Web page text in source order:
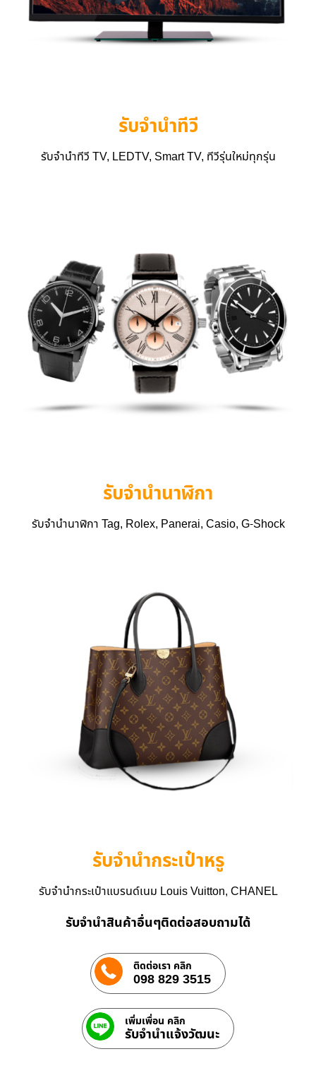
รับจำนำทีวี
รับจำนำทีวี TV, LEDTV, Smart TV, ทีวีรุ่นใหม่ทุกรุ่น
รับจำนำนาฬิกา
รับจำนำนาฬิกา Tag, Rolex, Panerai, Casio, G-Shock
รับจำนำกระเป๋าหรู
รับจำนำกระเป๋าแบรนด์เนม Louis Vuitton, CHANEL
รับจำนำสินค้าอื่นๆติดต่อสอบถามได้
ติดต่อเรา คลิก
098 829 3515
เพิ่มเพื่อน คลิก
รับจํานําแจ้งวัฒนะ